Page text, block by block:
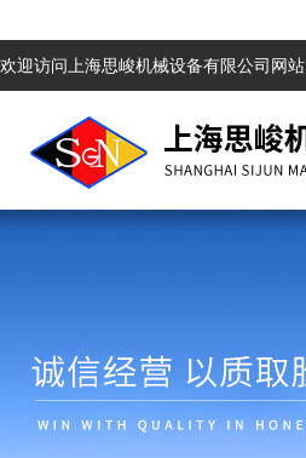
欢迎访问上海思峻机械设备有限公司网站